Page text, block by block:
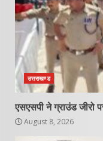
उत्तराखण्ड
एसएसपी ने ग्राउंड जीरो
August 8, 2026